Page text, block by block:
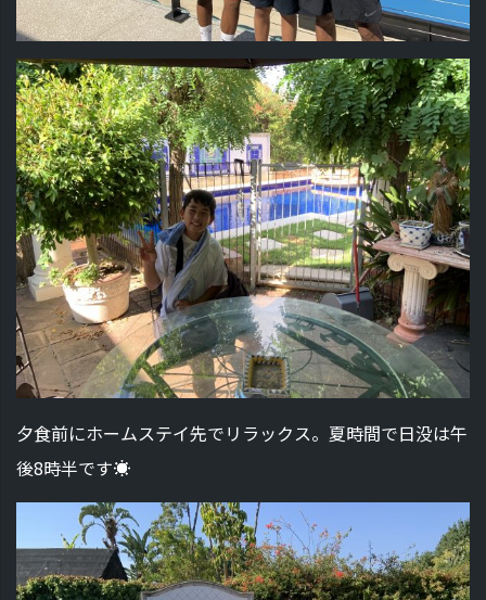
夕食前にホームステイ先でリラックス。夏時間で日没は午
後8時半です☀️